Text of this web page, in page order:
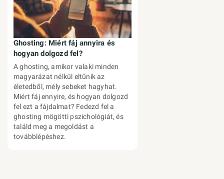
Ghosting: Miért fáj annyira és
hogyan dolgozd fel?
A ghosting, amikor valaki minden
magyarázat nélkül eltűnik az
életedből, mély sebeket hagyhat.
Miért fáj ennyire, és hogyan dolgozd
fel ezt a fájdalmat? Fedezd fel a
ghosting mögötti pszichológiát, és
találd meg a megoldást a
továbblépéshez.